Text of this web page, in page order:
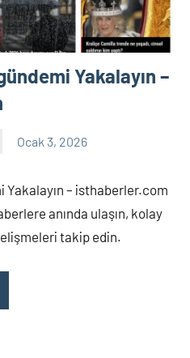
hasar
sorgulama,
hesaplama,
trafik
sorgulama,
sorgulama,
trafik
cezası
Yakalayın –
Ocak 3, 2026
Yakalayın – isthaberler.com
anında ulaşın, kolay
takip edin.